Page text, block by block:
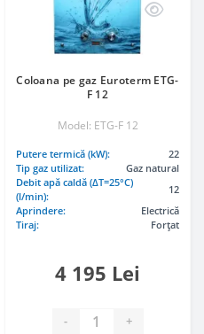
Coloana pe gaz Euroterm ETG-
F 12
Model: ETG-F 12
Putere termică (kW):
22
Tip gaz utilizat:
Gaz natural
Debit apă caldă (ΔT=25°C)
(l/min):
12
Aprindere:
Electrică
Tiraj:
Forțat
4 195 Lei
- +